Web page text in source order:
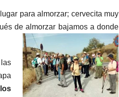
para almorzar; cervecita muy
de almorzar bajamos a donde